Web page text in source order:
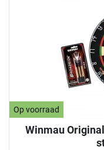
Op voorraad
Winmau